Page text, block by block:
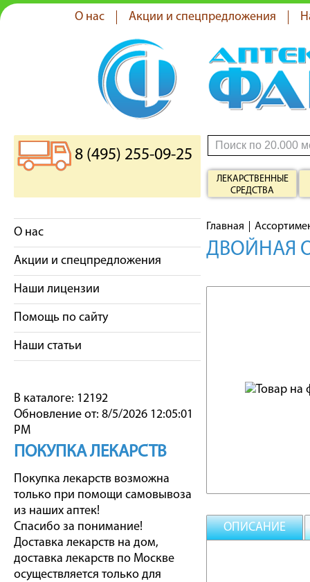
О нас Акции и спецпредложения
8 (495) 255-09-25
ЛЕКАРСТВЕННЫЕ
СРЕДСТВА
О нас
Акции и спецпредложения
Наши лицензии
Помощь по сайту
Наши статьи
В каталоге: 12192
Обновление от: 8/5/2026 12:05:01
PM
ПОКУПКА ЛЕКАРСТВ
Покупка лекарств возможна
только при помощи самовывоза
из наших аптек!
Спасибо за понимание!
Доставка лекарств на дом,
доставка лекарств по Москве
осуществляется только для
Главная
ДВОЙНАЯ
ОПИСАНИЕ